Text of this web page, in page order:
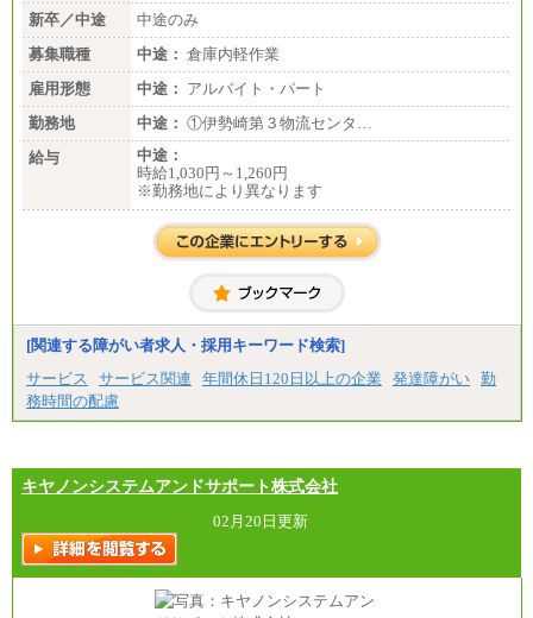
新卒／中途
中途のみ
募集職種
中途： 倉庫内軽作業
雇用形態
中途： アルバイト・パート
勤務地
中途： ①伊勢崎第３物流センタ…
給与
中途：
時給1,030円～1,260円
※勤務地により異なります
[関連する障がい者求人・採用キーワード検索]
サービス
サービス関連 年間休日120日以上の企業 発達障がい 勤
務時間の配慮
キヤノンシステムアンドサポート株式会社
02月20日更新